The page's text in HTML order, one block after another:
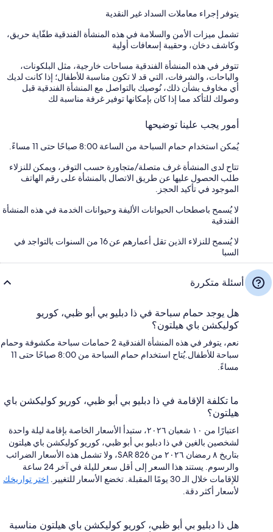
يتوفر إجراء معاملات السداد غير النقدية
تشمل ميزات الأمن والسلامة في هذه المنشأة الفندقية طفّاية حريق،
وكاشف دخان، وحقيبة إسعافات أولية
تتوفر في هذه المنشأة الفندقية مساحات خارجية، مثل البلكونات،
والباحات، والشرفات، التي قد لا تكون مناسبة للأطفال؛ إذا كانت لديك
أي مخاوف بشأن ذلك، نُوصيك بالتواصل مع المنشأة الفندقية قبل
وصولك للتأكد مما إذا كان بإمكانها توفير غرفة مناسبة لك
أمور يجب علينا توضيحها
يُمكن استخدام حمام السباحة من الساعة 8:00 صباحًا حتى 11 مساءً.
تتاح لدى المنشأة غرف متصلة/متجاورة حسب التوفر، ويمكن للنزلاء
طلب الحصول عليها عن طريق الاتصال بالمنشأة على رقم الهاتف
الموجود في تأكيد الحجز.
لا يُسمح باصطحاب الحيوانات الأليفة وحيوانات الخدمة في هذه المنشأة
الفندقية
لا يُسمح للنزلاء الذين تقل أعمارهم عن 16 من السنوات بالتواجد في
السبا
أسئلة متكررة
هل يوجد حمام سباحة في ذا دبليو بي أبو ظبي، كوريو
كوليكشن باي هيلتون؟
نعم، يتوفر في هذه المنشأة الفندقية 2 حمامات سباحة مكشوفة وحمام
سباحة للأطفال.يُتاح استخدام حمام السباحة من 8:00 صباحًا حتى 11
مساءً.
ما تكلفة الإقامة في ذا دبليو بي أبو ظبي، كوريو كوليكشن باي
هيلتون؟
اعتبارًا من ١٠ شعبان ٢٠٢٦، ستبدأ الأسعار الخاصة بإقامة ليلة واحدة
لشخصين بالغين في ذا دبليو بي أبو ظبي، كوريو كوليكشن باي هيلتون
بتاريخ ٨ رمضان ٢٠٢٦ من SAR 826، ولا تشمل هذه الأسعار الضرائب
والرسوم. يستند هذا السعر إلى أقل سعر لليلة في آخر 24 ساعة
للإقامات خلال الـ 30 يومًا المقبلة. تخضع الأسعار للتغيير.
اختر تواريخك
لأسعار أكثر دقة.
هل ذا دبليو بي أبو ظبي، كوريو كوليكشن باي هيلتون مناسبة